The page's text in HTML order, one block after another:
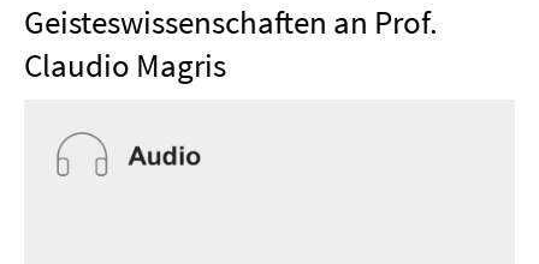
Geisteswissenschaften an Prof.
Claudio Magris